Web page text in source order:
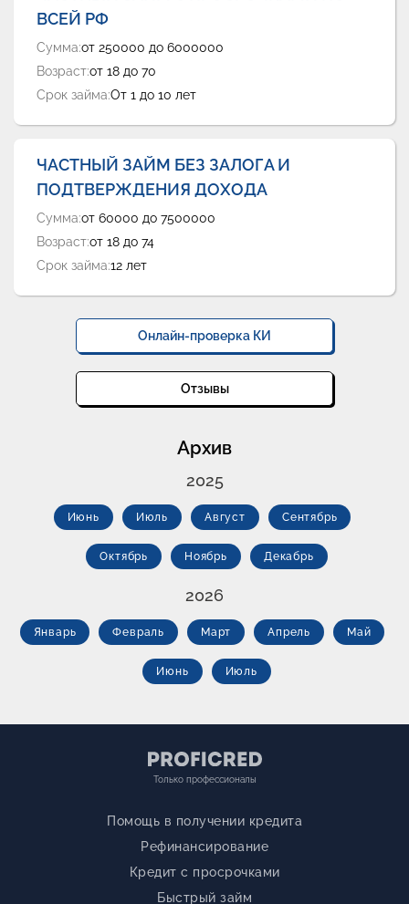
ВСЕЙ РФ
Сумма:от 250000 до 6000000
Возраст:от 18 до 70
Срок займа:От 1 до 10 лет
ЧАСТНЫЙ ЗАЙМ БЕЗ ЗАЛОГА И
ПОДТВЕРЖДЕНИЯ ДОХОДА
Сумма:от 60000 до 7500000
Возраст:от 18 до 74
Срок займа:12 лет
Онлайн-проверка КИ
Отзывы
Архив
2025
Июнь Июль Август Сентябрь
Октябрь Ноябрь Декабрь
2026
Январь Февраль Март Апрель Май
Июнь Июль
Только профессионалы
Помощь в получении кредита
Рефинансирование
Кредит с просрочками
Быстрый займ